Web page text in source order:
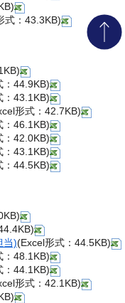
式：43.3KB)
：44.9KB)
：43.1KB)
形式：42.7KB)
：46.1KB)
：42.0KB)
：43.1KB)
：44.5KB)
当)(Excel形式：44.5KB)
：48.1KB)
：44.1KB)
形式：42.1KB)